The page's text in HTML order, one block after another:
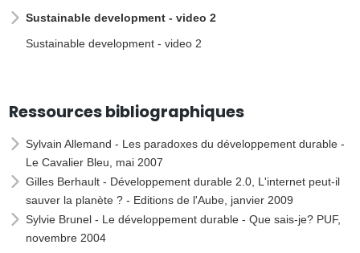
Sustainable development - video 2
Sustainable development - video 2
Ressources bibliographiques
Sylvain Allemand - Les paradoxes du développement durable -
Le Cavalier Bleu, mai 2007
Gilles Berhault - Développement durable 2.0, L'internet peut-il
sauver la planète ? - Editions de l'Aube, janvier 2009
Sylvie Brunel - Le développement durable - Que sais-je? PUF,
novembre 2004